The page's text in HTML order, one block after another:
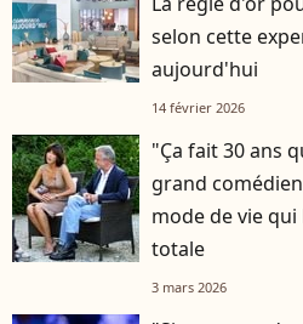
selon cette
aujourd'hui
14 février 2026
"Ça fait 30 ans
grand
mode de vie
totale
3 mars 2026